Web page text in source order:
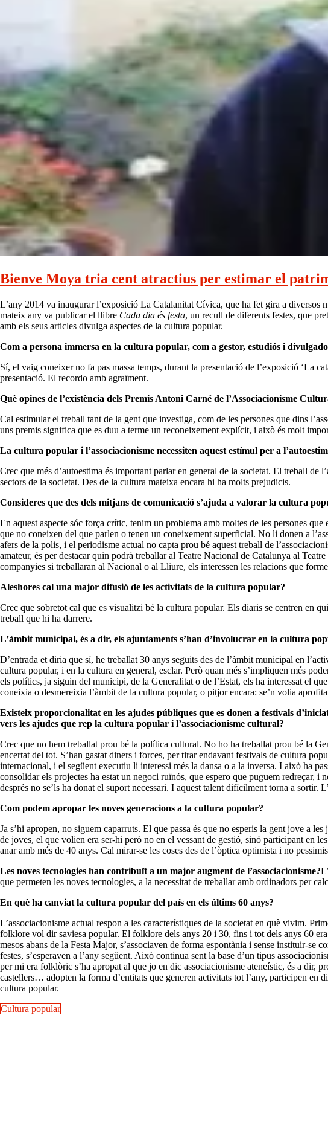
Bienve Moya tria cent atractius per estimar el
L’any 2014 va inaugurar l’exposició La Catalanitat Cívica, que ha fet gira a diversos
mateix any va publicar el llibre Cada dia és festa, un recull de diferents festes, que
amb els seus articles divulga aspectes de la cultura popular.
Com a persona immersa en la cultura popular, com a gestor, estudiós i
Sí, el vaig coneixer no fa pas massa temps, durant la presentació de l’exposició ‘La
presentació. El recordo amb agraïment.
Què opines de l’existència dels Premis Antoni Carné de l’Associacionisme
Cal estimular el treball tant de la gent que investiga, com de les persones que dins
uns premis significa que es duu a terme un reconeixement explícit, i això és molt
La cultura popular i l’associacionisme necessiten aquest estímul per a
Crec que més d’autoestima és important parlar en general de la societat. El treball de
sectors de la societat. Des de la cultura mateixa encara hi ha molts prejudicis.
Consideres que des dels mitjans de comunicació s’ajuda a valorar la cultura
En aquest aspecte sóc força crític, tenim un problema amb moltes de les persones
que no coneixen del que parlen o tenen un coneixement superficial. No li donen a
afers de la polis, i el periodisme actual no capta prou bé aquest treball de
amateur, és per destacar quin podrà treballar al Teatre Nacional de Catalunya al
companyies si treballaran al Nacional o al Lliure, els interessen les relacions que
Aleshores cal una major difusió de les activitats de la cultura popular?
Crec que sobretot cal que es visualitzi bé la cultura popular. Els diaris se centren en
treball que hi ha darrere.
L’àmbit municipal, és a dir, els ajuntaments s’han d’involucrar en la cultura
D’entrada et diria que sí, he treballat 30 anys seguits des de l’àmbit municipal en
cultura popular, i en la cultura en general, esclar. Però quan més s’impliquen més
els polítics, ja siguin del municipi, de la Generalitat o de l’Estat, els ha interessat el
coneixia o desmereixia l’àmbit de la cultura popular, o pitjor encara: se’n volia
Existeix proporcionalitat en les ajudes públiques que es donen a festivals
vers les ajudes que rep la cultura popular i l’associacionisme cultural?
Crec que no hem treballat prou bé la política cultural. No ho ha treballat prou bé la
encertat del tot. S’han gastat diners i forces, per tirar endavant festivals de cultura
internacional, i el següent executiu li interessi més la dansa o a la inversa. I això ha
consolidar els projectes ha estat un negoci ruïnós, que espero que puguem redreçar,
després no se’ls ha donat el suport necessari. I aquest talent difícilment torna a
Com podem apropar les noves generacions a la cultura popular?
Ja s’hi apropen, no siguem caparruts. El que passa és que no esperis la gent jove a
de joves, el que volien era ser-hi però no en el vessant de gestió, sinó participant en
anar amb més de 40 anys. Cal mirar-se les coses des de l’òptica optimista i no
Les noves tecnologies han contribuït a un major augment de l’associacionisme?
que permeten les noves tecnologies, a la necessitat de treballar amb ordinadors per
En què ha canviat la cultura popular del país en els últims 60 anys?
L’associacionisme actual respon a les característiques de la societat en què vivim.
folklore vol dir saviesa popular. El folklore dels anys 20 i 30, fins i tot dels anys 60
mesos abans de la Festa Major, s’associaven de forma espontània i sense instituir-se
festes, s’esperaven a l’any següent. Això continua sent la base d’un tipus
per mi era folklòric s’ha apropat al que jo en dic associacionisme ateneístic, és a dir,
castellers… adopten la forma d’entitats que generen activitats tot l’any, participen en
cultura popular.
Cultura popular